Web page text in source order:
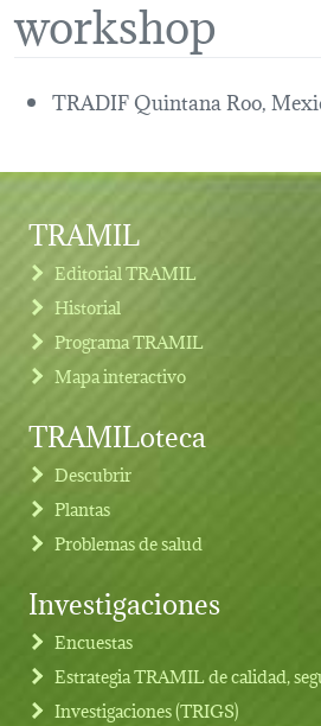
workshop
TRADIF Quintana Roo,
Footer menu
TRAMIL
Editorial TRAMIL
Historial
Programa TRAMIL
Mapa interactivo
TRAMILoteca
Descubrir
Plantas
Problemas de salud
Investigaciones
Encuestas
Estrategia TRAMIL de calidad,
Investigaciones (TRIGS)